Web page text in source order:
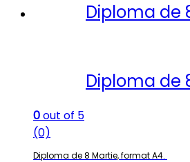
Diploma de
Diploma de
0out of 5
(0)
Diploma de 8 Martie, format A4.